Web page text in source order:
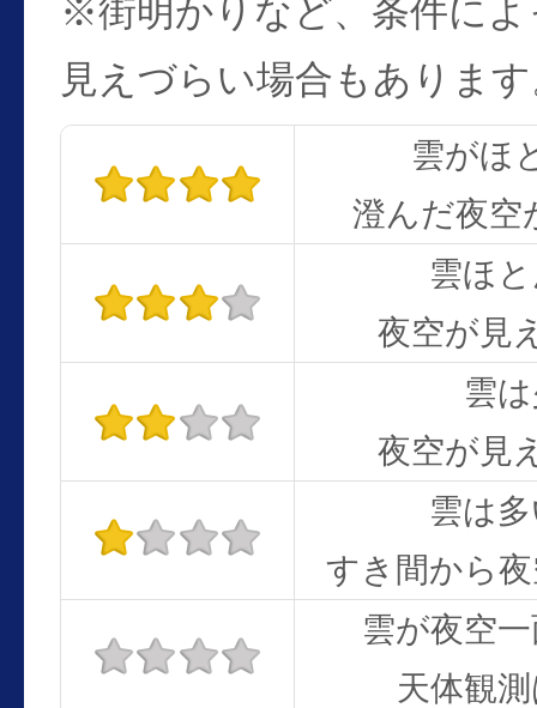
※街明かりなど、条件に
見えづらい場合もありま
雲がほ
澄んだ夜空
雲ほ
夜空が見
雲
夜空が見
雲は
すき間から
雲が夜空
天体観